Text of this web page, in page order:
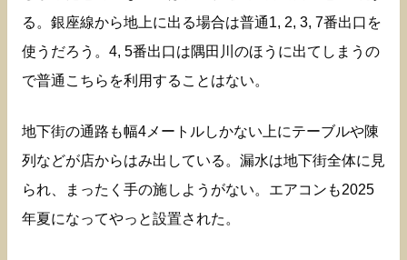
る。銀座線から地上に出る場合は普通1, 2, 3, 7番出口を
使うだろう。4, 5番出口は隅田川のほうに出てしまうの
で普通こちらを利用することはない。
地下街の通路も幅4メートルしかない上にテーブルや陳
列などが店からはみ出している。漏水は地下街全体に見
られ、まったく手の施しようがない。エアコンも2025
年夏になってやっと設置された。